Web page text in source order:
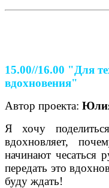
15.00//16.00 "Для
вдохновения"
Автор проекта:
Я хочу
вдохновляет,
начинают чесаться
передать это
буду ждать!